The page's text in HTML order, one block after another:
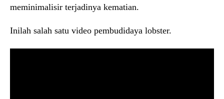
meminimalisir terjadinya kematian.
Inilah salah satu video pembudidaya lobster.